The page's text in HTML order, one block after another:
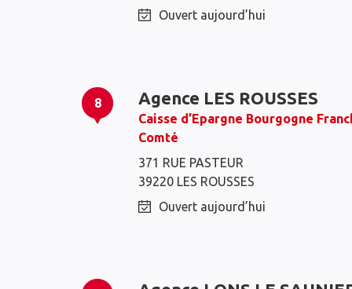
Ouvert aujourd’hui
8 Agence LES ROUSSES
Caisse d’Epargne Bourgogne
Comté
371 RUE PASTEUR
39220 LES ROUSSES
Ouvert aujourd’hui